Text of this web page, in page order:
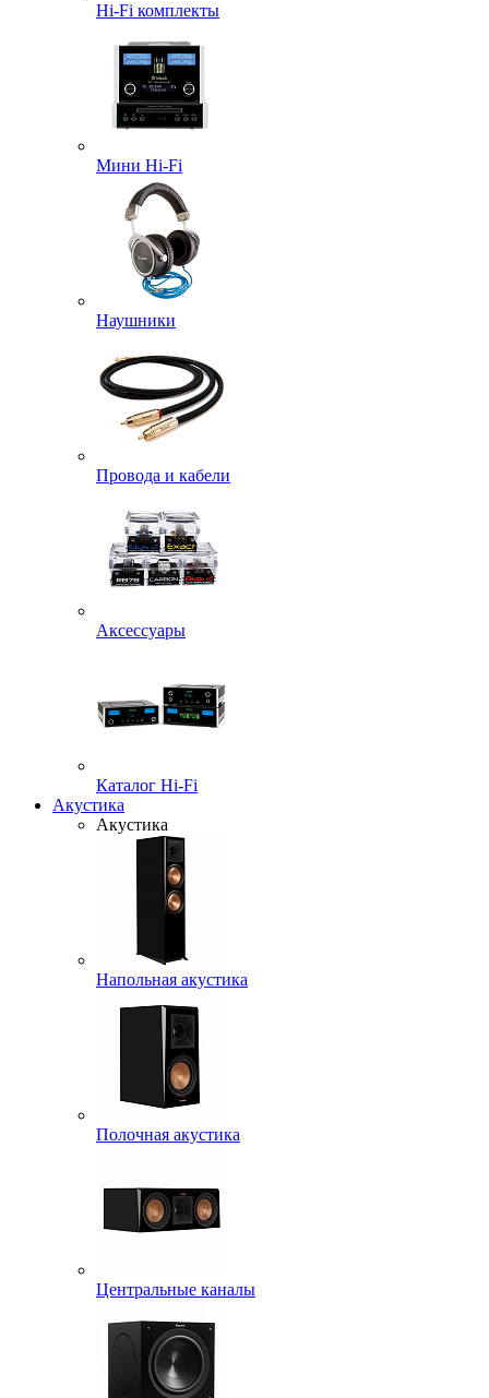
Hi-Fi комплекты
Мини Hi-Fi
Наушники
Провода и кабели
Аксессуары
Каталог Hi-Fi
Акустика
Акустика
Напольная акустика
Полочная акустика
Центральные каналы